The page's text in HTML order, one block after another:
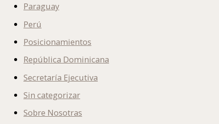
Paraguay
Perú
Posicionamientos
República Dominicana
Secretaría Ejecutiva
Sin categorizar
Sobre Nosotras